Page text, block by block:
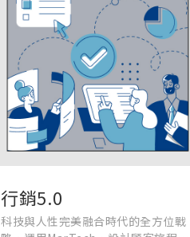
行銷5.0
科技與人性完美融合時代的全方位戰